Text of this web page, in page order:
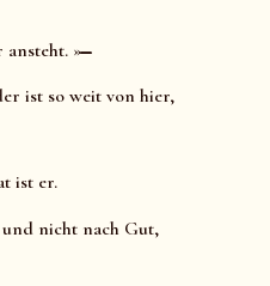
»
ist so weit von hier,
ist er.
nicht nach Gut,